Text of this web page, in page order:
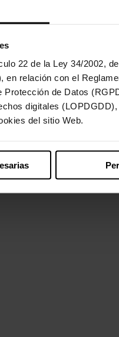
22 de la Ley 34/2002,
en relación con el
Protección de Datos
digitales
del sitio Web.